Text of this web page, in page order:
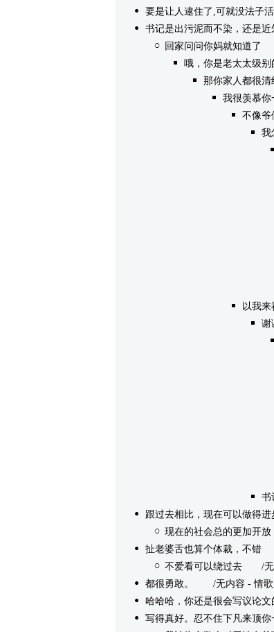
要是让人逮住了,可就没法子
书记是出污泥而不染，还是近
回家问问你妈就知道了 /
哦，你是老太太级别
那你家人都很清
我很羡慕你
不像爷
我
以我来
谢
书
跟过去相比，现在可以做得进
现在的社会总的更加开
扯老婆舌也算个体裁，不错/
不爱看可以绕过去/无内
都很勇敢。
/无内容 - 情歌
哈哈哈，你还是很会写议论
写得真好。忍不住下凡来顶你